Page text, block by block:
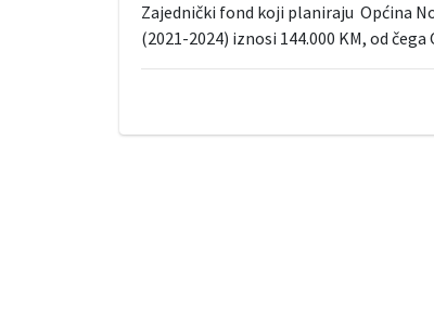
Zajednički fond koji planiraju Općina
(2021-2024) iznosi 144.000 KM, od